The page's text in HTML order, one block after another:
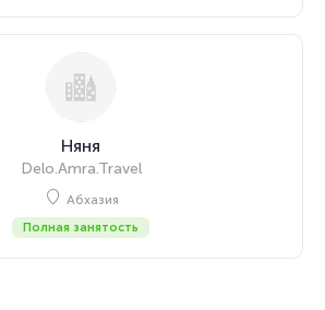
Няня
Delo.Amra.Travel
Абхазия
Полная занятость